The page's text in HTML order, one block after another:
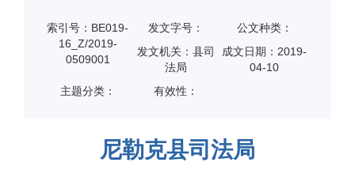
索引号：BE019-
16_Z/2019-
0509001
发文字号：
公文种类：
发文机关：县司
法局
成文日期： 2019-
04-10
主题分类：
有效性：
尼勒克县司法局